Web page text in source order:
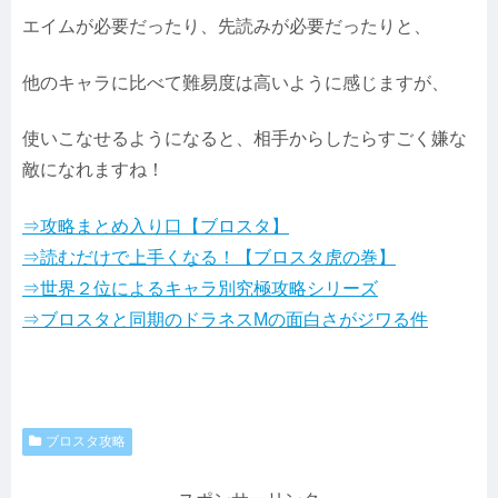
エイムが必要だったり、先読みが必要だったりと、
他のキャラに比べて難易度は高いように感じますが、
使いこなせるようになると、相手からしたらすごく嫌な
敵になれますね！
⇒攻略まとめ入り口【ブロスタ】
⇒読むだけで上手くなる！【ブロスタ虎の巻】
⇒世界２位によるキャラ別究極攻略シリーズ
⇒ブロスタと同期のドラネスMの面白さがジワる件
ブロスタ攻略